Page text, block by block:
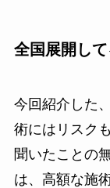
全国展開し
今回紹介した
術にはリスク
聞いたことの
は、高額な施